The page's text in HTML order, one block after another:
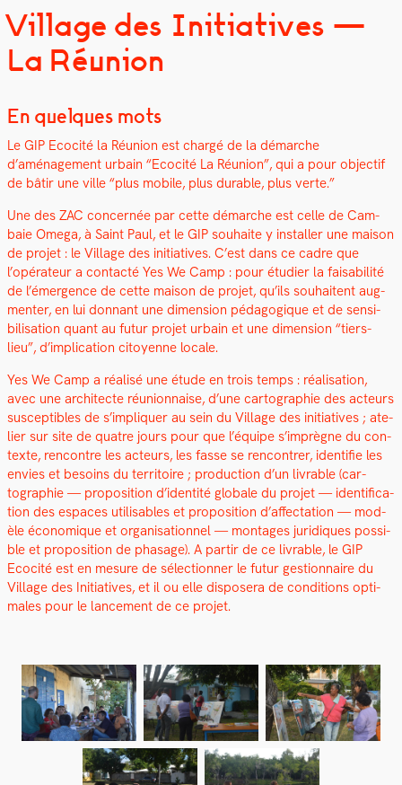
Village des Initiatives —
La Réunion
En quelques mots
Le GIP Ecoc­ité la Réu­nion est chargé de la démarche
d’aménagement urbain “Ecoc­ité La Réu­nion”, qui a pour objec­tif
de bâtir une ville “plus mobile, plus durable, plus verte.”
Une des ZAC con­cernée par cette démarche est celle de Cam­
baie Omega, à Saint Paul, et le GIP souhaite y installer une mai­son
de pro­jet : le Vil­lage des ini­tia­tives. C’est dans ce cadre que
l’opérateur a con­tac­té Yes We Camp : pour étudi­er la fais­abil­ité
de l’émergence de cette mai­son de pro­jet, qu’ils souhait­ent aug­
menter, en lui don­nant une dimen­sion péd­a­gogique et de sen­si­
bil­i­sa­tion quant au futur pro­jet urbain et une dimen­sion “tiers-
lieu”, d’implication citoyenne locale.
Yes We Camp a réal­isé une étude en trois temps : réal­i­sa­tion,
avec une archi­tecte réu­nion­naise, d’une car­togra­phie des acteurs
sus­cep­ti­bles de s’impliquer au sein du Vil­lage des ini­tia­tives ; ate­
lier sur site de qua­tre jours pour que l’équipe s’imprègne du con­
texte, ren­con­tre les acteurs, les fasse se ren­con­tr­er, iden­ti­fie les
envies et besoins du ter­ri­toire ; pro­duc­tion d’un livrable (car­
togra­phie — propo­si­tion d’identité glob­ale du pro­jet — iden­ti­fi­ca­
tion des espaces util­is­ables et propo­si­tion d’affectation — mod­
èle économique et organ­i­sa­tion­nel — mon­tages juridiques pos­si­
ble et propo­si­tion de phasage). A par­tir de ce livrable, le GIP
Ecoc­ité est en mesure de sélec­tion­ner le futur ges­tion­naire du
Vil­lage des Ini­tia­tives, et il ou elle dis­posera de con­di­tions opti­
males pour le lance­ment de ce pro­jet.